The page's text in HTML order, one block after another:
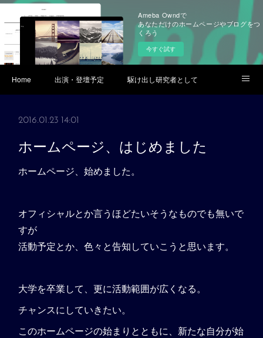
Ameba Owndで
あなただけのホームページやブログをつ
くろう
今すぐ試す
Home 出演・登壇予定 駆け出し研究者として
2016.01.23 14:01
ホームページ、はじめました
ホームページ、始めました。
オフィシャルとか言うほどたいそうなものでも無いで
すが
活動予定とか、色々と告知していこうと思います。
大学を卒業して、更に活動範囲が広くなる。
チャンスにしていきたい。
このホームページの始まりとともに、新たな自分が始